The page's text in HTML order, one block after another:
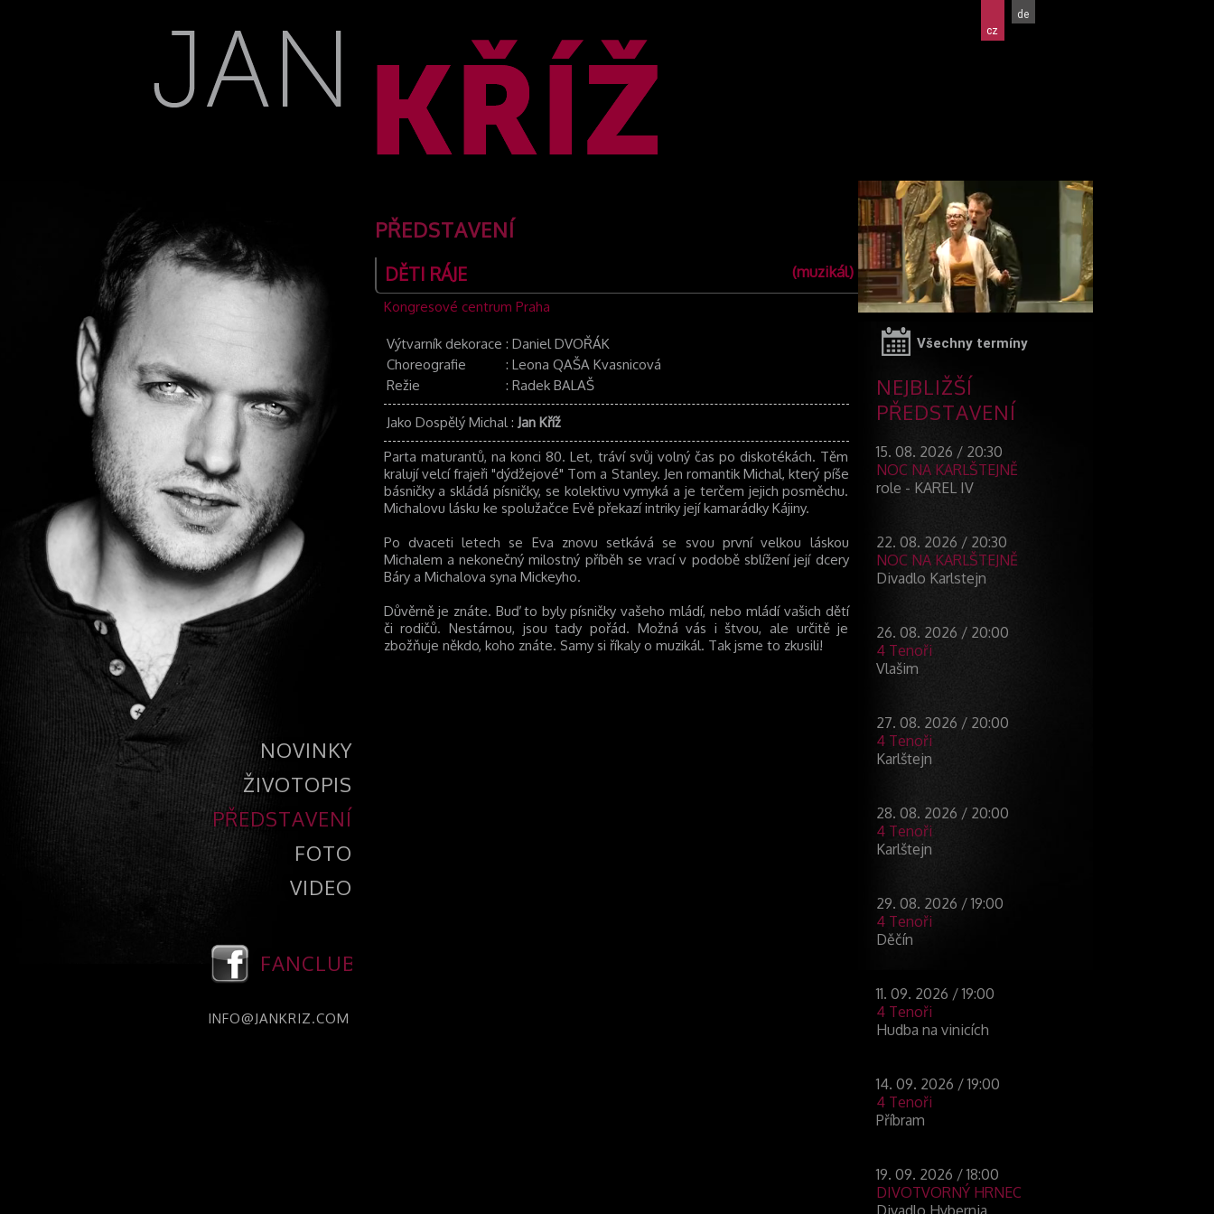
NOVINKY
ŽIVOTOPIS
PŘEDSTAVENÍ
FOTO
VIDEO
FANCLUB
INFO@JANKRIZ.COM
PŘEDSTAVENÍ
DĚTI RÁJE (muzikál)
Kongresové centrum Praha
Výtvarník dekorace : Daniel DVOŘÁK
Choreografie
: Leona QAŠA Kvasnicová
Režie
: Radek BALAŠ
Jako Dospělý Michal : Jan Kříž
Parta maturantů, na konci 80. Let, tráví svůj volný čas po diskotékách. Těm
kralují velcí frajeři "dýdžejové" Tom a Stanley. Jen romantik Michal, který píše
básničky a skládá písničky, se kolektivu vymyká a je terčem jejich posměchu.
Michalovu lásku ke spolužačce Evě překazí intriky její kamarádky Kájiny.
Po dvaceti letech se Eva znovu setkává se svou první velkou láskou
Michalem a nekonečný milostný příběh se vrací v podobě sblížení její dcery
Báry a Michalova syna Mickeyho.
Důvěrně je znáte. Buď to byly písničky vašeho mládí, nebo mládí vašich dětí
či rodičů. Nestárnou, jsou tady pořád. Možná vás i štvou, ale určitě je
zbožňuje někdo, koho znáte. Samy si říkaly o muzikál. Tak jsme to zkusili!
cz
de
Všechny termíny
NEJBLIŽŠÍ
PŘEDSTAVENÍ
15. 08. 2026 / 20:30
NOC NA KARLŠTEJNĚ
role - KAREL IV
22. 08. 2026 / 20:30
NOC NA KARLŠTEJNĚ
Divadlo Karlstejn
26. 08. 2026 / 20:00
4 Tenoři
Vlašim
27. 08. 2026 / 20:00
4 Tenoři
Karlštejn
28. 08. 2026 / 20:00
4 Tenoři
Karlštejn
29. 08. 2026 / 19:00
4 Tenoři
Děčín
11. 09. 2026 / 19:00
4 Tenoři
Hudba na vinicích
14. 09. 2026 / 19:00
4 Tenoři
Příbram
19. 09. 2026 / 18:00
DIVOTVORNÝ HRNEC